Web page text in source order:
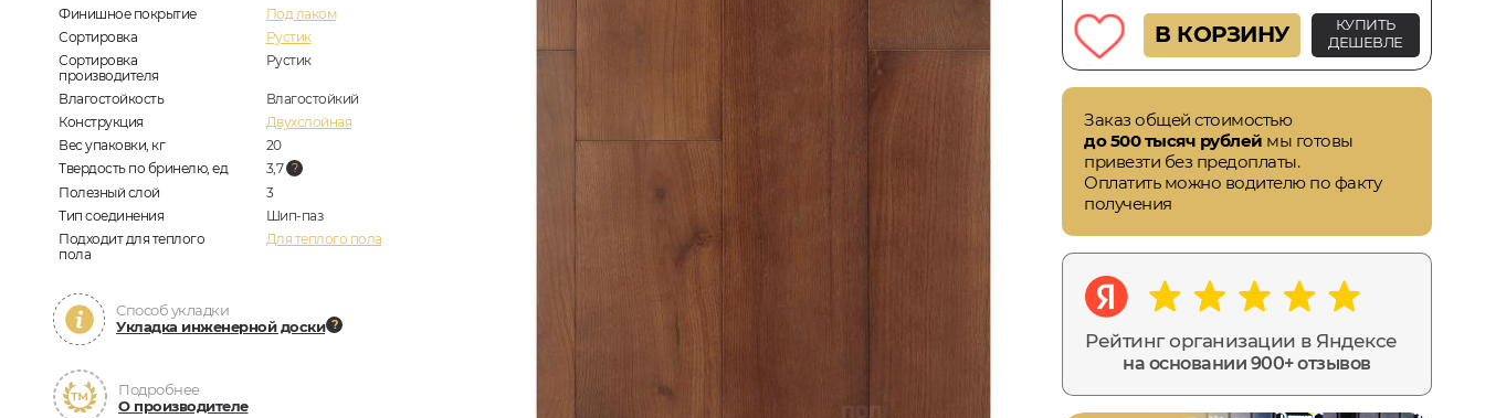
Финишное покрытие
Под лаком
Сортировка
Рустик
Сортировка
производителя
Рустик
Влагостойкость
Влагостойкий
Конструкция
Двухслойная
Вес упаковки, кг
20
Твердость по бринелю, ед
3,7
Полезный слой
3
Тип соединения
Шип-паз
Подходит для теплого
пола
Для теплого пола
Способ укладки
Укладка инженерной доски
Подробнее
О производителе
В КОРЗИНУ
КУПИТЬ
ДЕШЕВЛЕ
Заказ общей стоимостью
до 500 тысяч рублей мы готовы
привезти без предоплаты.
Оплатить можно водителю по факту
получения
Рейтинг организации в Яндексе
на основании 900+ отзывов